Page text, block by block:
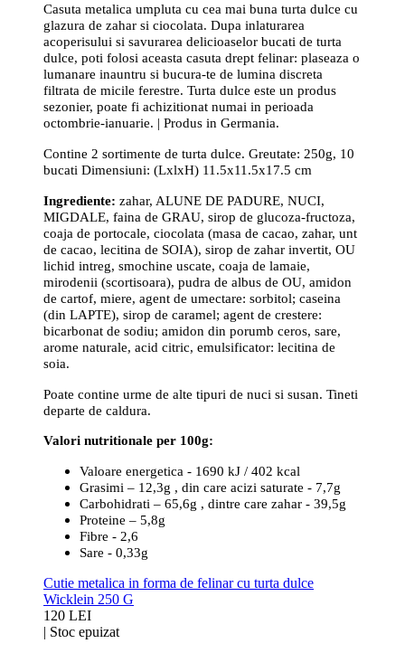
Casuta metalica umpluta cu cea mai buna turta dulce cu
glazura de zahar si ciocolata. Dupa inlaturarea
acoperisului si savurarea delicioaselor bucati de turta
dulce, poti folosi aceasta casuta drept felinar: plaseaza o
lumanare inauntru si bucura-te de lumina discreta
filtrata de micile ferestre. Turta dulce este un produs
sezonier, poate fi achizitionat numai in perioada
octombrie-ianuarie. | Produs in Germania.
Contine 2 sortimente de turta dulce. Greutate: 250g, 10
bucati Dimensiuni: (LxlxH) 11.5x11.5x17.5 cm
Ingrediente: zahar, ALUNE DE PADURE, NUCI,
MIGDALE, faina de GRAU, sirop de glucoza-fructoza,
coaja de portocale, ciocolata (masa de cacao, zahar, unt
de cacao, lecitina de SOIA), sirop de zahar invertit, OU
lichid intreg, smochine uscate, coaja de lamaie,
mirodenii (scortisoara), pudra de albus de OU, amidon
de cartof, miere, agent de umectare: sorbitol; caseina
(din LAPTE), sirop de caramel; agent de crestere:
bicarbonat de sodiu; amidon din porumb ceros, sare,
arome naturale, acid citric, emulsificator: lecitina de
soia.
Poate contine urme de alte tipuri de nuci si susan. Tineti
departe de caldura.
Valori nutritionale per 100g:
Valoare energetica - 1690 kJ / 402 kcal
Grasimi – 12,3g , din care acizi saturate - 7,7g
Carbohidrati – 65,6g , dintre care zahar - 39,5g
Proteine – 5,8g
Fibre - 2,6
Sare - 0,33g
Cutie metalica in forma de felinar cu turta dulce
Wicklein 250 G
120 LEI
| Stoc epuizat